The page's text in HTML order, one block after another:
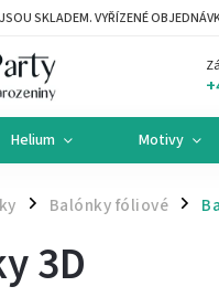
SKLADEM. VYŘÍZENÉ
Helium Motivy
/ Balónky fóliové /
3D